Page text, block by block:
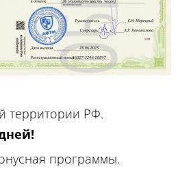
территории РФ.
программы.